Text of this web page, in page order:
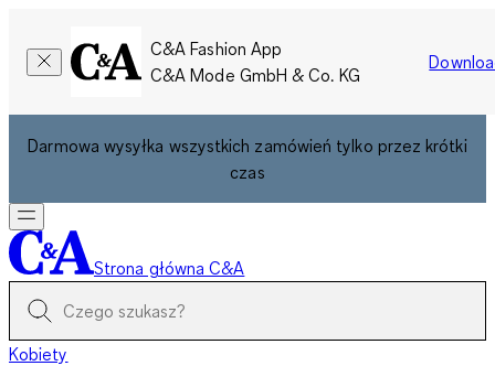
C&A Fashion App
C&A Mode GmbH & Co. KG
Darmowa wysyłka wszystkich zamówień tylko przez krótki
czas
Strona główna C&A
Kobiety